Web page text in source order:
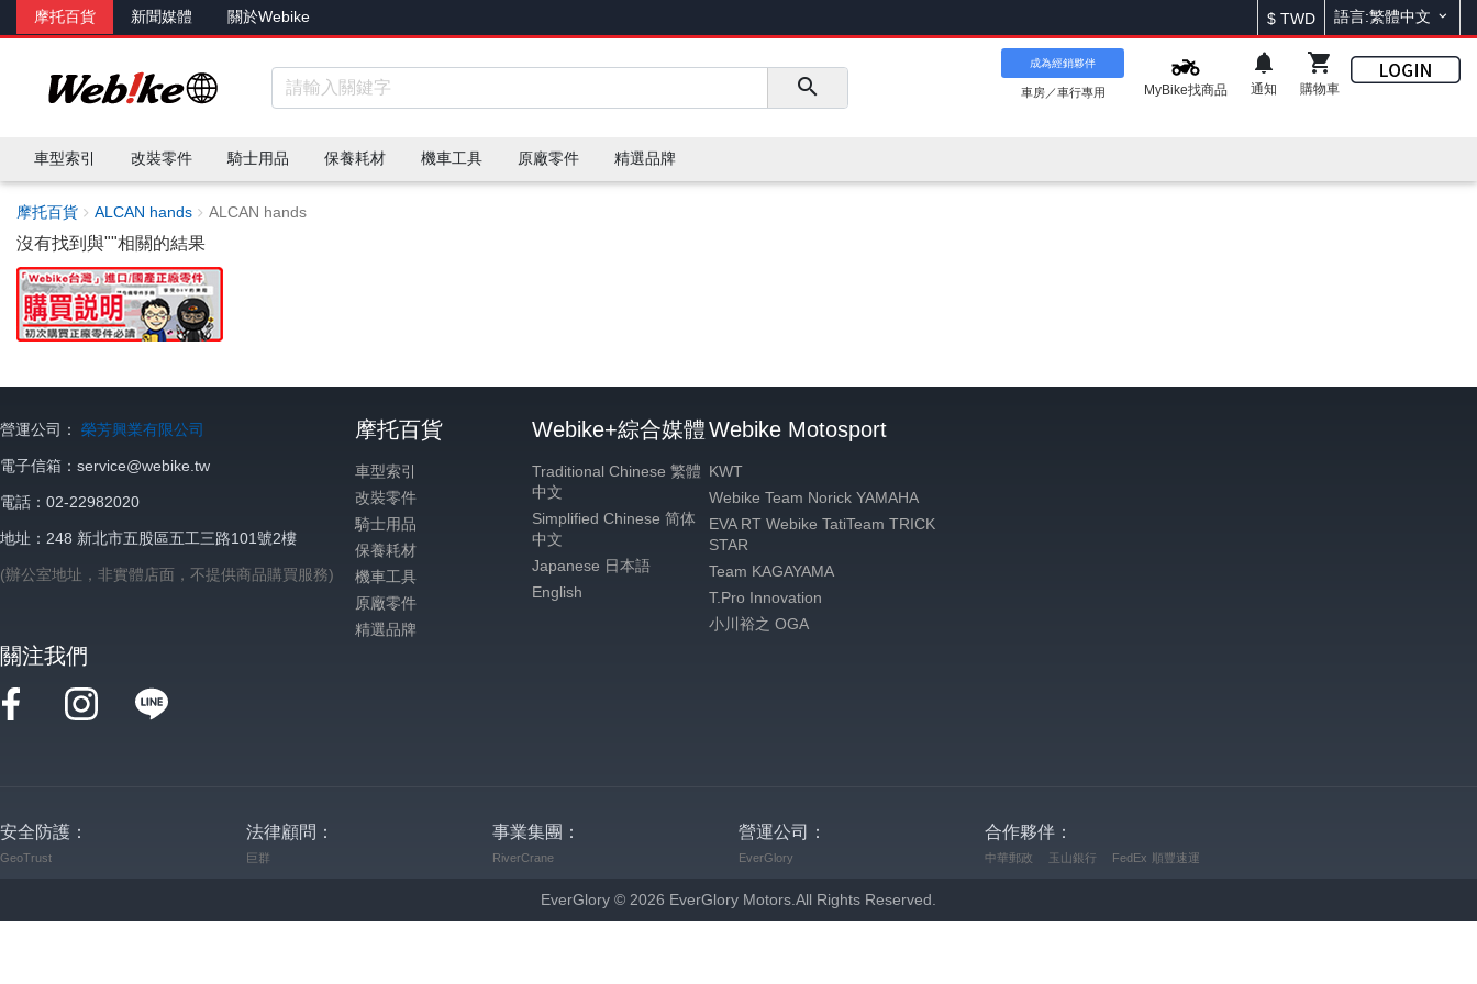
摩托百貨 新聞媒體 關於Webike $ TWD 語言:繁體中文
成為經銷夥伴
車房／車行專用 MyBike找商品 通知 購物車
車型索引 改裝零件 騎士用品 保養耗材 機車工具 原廠零件 精選品牌
摩托百貨 ALCAN hands ALCAN hands
沒有找到與""相關的結果
營運公司： 榮芳興業有限公司
電子信箱：service@webike.tw
電話：02-22982020
地址：248 新北市五股區五工三路101號2樓
(辦公室地址，非實體店面，不提供商品購買服務)
關注我們
摩托百貨
車型索引
改裝零件
騎士用品
保養耗材
機車工具
原廠零件
精選品牌
Webike+綜合媒體
Traditional Chinese 繁體
中文
Simplified Chinese 简体
中文
Japanese 日本語
English
Webike Motosport
KWT
Webike Team Norick YAMAHA
EVA RT Webike TatiTeam TRICK
STAR
Team KAGAYAMA
T.Pro Innovation
小川裕之 OGA
安全防護：
GeoTrust
法律顧問：
巨群
事業集團：
RiverCrane
營運公司：
EverGlory
合作夥伴：
中華郵政 玉山銀行 FedEx 順豐速運
EverGlory © 2026 EverGlory Motors.All Rights Reserved.